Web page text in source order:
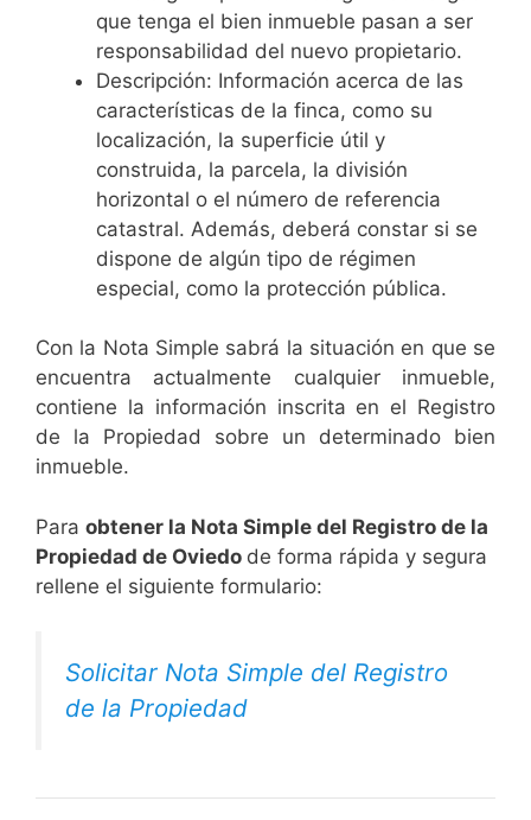
que tenga el bien inmueble pasan a ser
responsabilidad del nuevo propietario.
Descripción: Información acerca de las
características de la finca, como su
localización, la superficie útil y
construida, la parcela, la división
horizontal o el número de referencia
catastral. Además, deberá constar si se
dispone de algún tipo de régimen
especial, como la protección pública.
Con la Nota Simple sabrá la situación en que se
encuentra actualmente cualquier inmueble,
contiene la información inscrita en el Registro
de la Propiedad sobre un determinado bien
inmueble.
Para obtener la Nota Simple del Registro de la
Propiedad de Oviedo de forma rápida y segura
rellene el siguiente formulario:
Solicitar Nota Simple del Registro
de la Propiedad